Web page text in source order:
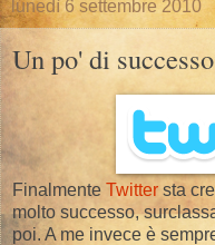
lunedì 6 settembre 2010
Un po' di
Finalmente Twitter sta
molto successo,
poi. A me invece è